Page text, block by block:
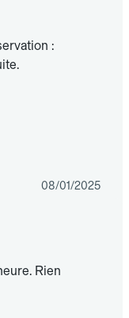
:
08/01/2025
Rien